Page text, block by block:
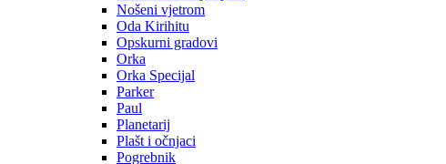
Nošeni vjetrom
Oda Kirihitu
Opskurni gradovi
Orka
Orka Specijal
Parker
Paul
Planetarij
Plašt i očnjaci
Pogrebnik